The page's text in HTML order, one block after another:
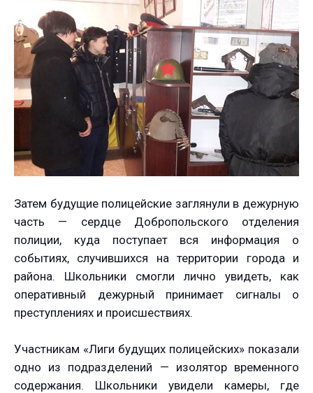
Затем будущие полицейские заглянули в дежурную
часть — сердце Добропольского отделения
полиции, куда поступает вся информация о
событиях, случившихся на территории города и
района. Школьники смогли лично увидеть, как
оперативный дежурный принимает сигналы о
преступлениях и происшествиях.
Участникам «Лиги будущих полицейских» показали
одно из подразделений — изолятор временного
содержания. Школьники увидели камеры, где